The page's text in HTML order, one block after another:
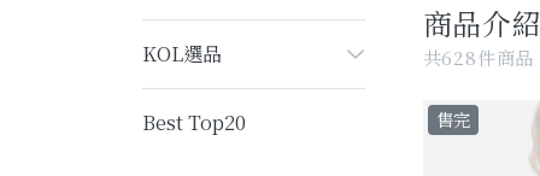
KOL選品
Best Top20
商品介
共628件商品
售完